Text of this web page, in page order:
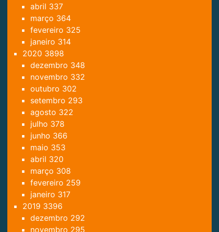
abril 337
março 364
fevereiro 325
janeiro 314
2020 3898
dezembro 348
novembro 332
outubro 302
setembro 293
agosto 322
julho 378
junho 366
maio 353
abril 320
março 308
fevereiro 259
janeiro 317
2019 3396
dezembro 292
novembro 295